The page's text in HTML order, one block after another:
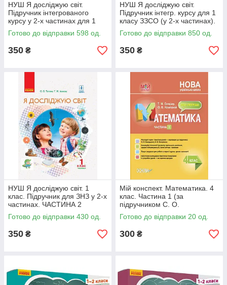
НУШ Я досліджую світ.
Підручник інтегрованого
курсу у 2-х частинах для 1
класу. Частина 1
Готово до відправки 598 од.
350 ₴
НУШ Я досліджую світ.
Підручник інтегр. курсу для 1
класу ЗЗСО (у 2-х частинах).
ЧАСТИНА 2
Готово до відправки 850 од.
350 ₴
НУШ Я досліджую світ. 1
клас. Підручник для ЗНЗ у 2-х
частинах. ЧАСТИНА 2
Готово до відправки 430 од.
350 ₴
Мій конспект. Математика. 4
клас. Частина 1 (за
підручником С. О.
Скворцової, О. В.
Онопрієнко)
Готово до відправки 20 од.
300 ₴